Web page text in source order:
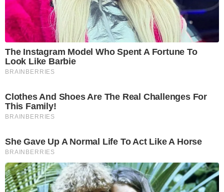
The Instagram Model Who Spent A Fortune To
Look Like Barbie
BRAINBERRIES
Clothes And Shoes Are The Real Challenges For
This Family!
BRAINBERRIES
She Gave Up A Normal Life To Act Like A Horse
BRAINBERRIES